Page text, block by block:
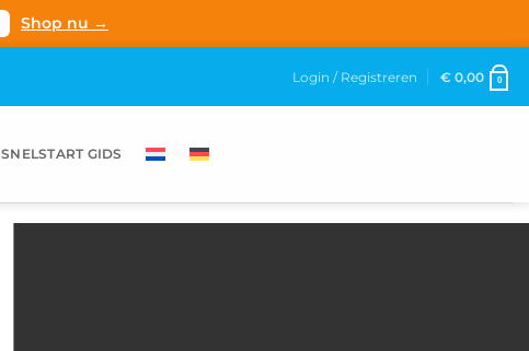
Shop nu →
Login / Registreren € 0,00 0
SNELSTART GIDS